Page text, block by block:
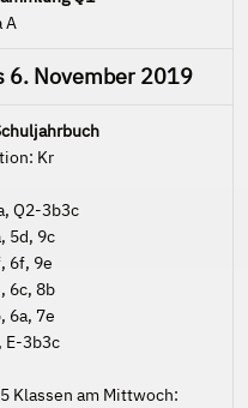
A
6. November 2019
Kr
Q2-3b3c
5d, 9c
6f, 9e
6c, 8b
6a, 7e
E-3b3c
Klassen am Mittwoch: